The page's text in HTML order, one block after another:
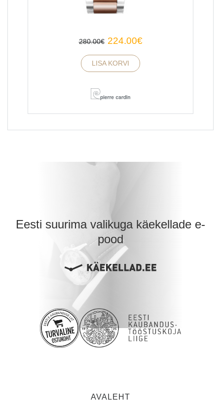
280.00€ 224.00€
LISA KORVI
Eesti suurima valikuga käekellade e-
pood
AVALEHT